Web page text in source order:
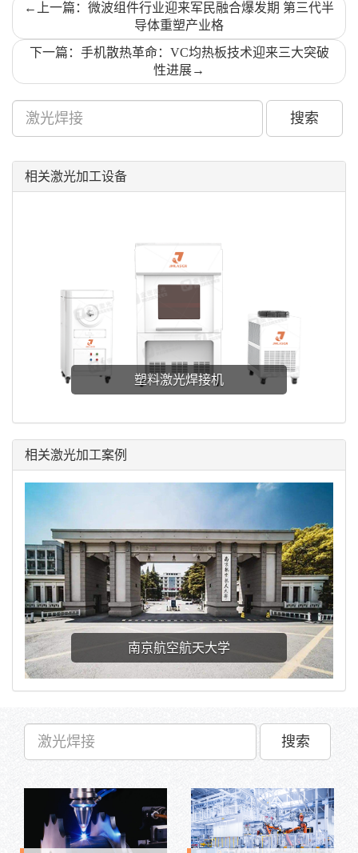
← 上一篇：微波组件行业迎来军民融合爆发期 第三代半
导体重塑产业格
下一篇：手机散热革命：VC均热板技术迎来三大突破
性进展→
搜索
相关激光加工设备
塑料激光焊接机
相关激光加工案例
南京航空航天大学
搜索